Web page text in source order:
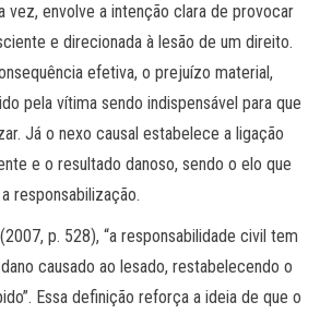
vez, envolve a intenção clara de provocar
e direcionada à lesão de um direito.
efetiva, o prejuízo material,
pela vítima sendo indispensável para que
Já o nexo causal estabelece a ligação
e o resultado danoso, sendo o elo que
responsabilização.
p. 528), “a responsabilidade civil tem
causado ao lesado, restabelecendo o
Essa definição reforça a ideia de que o